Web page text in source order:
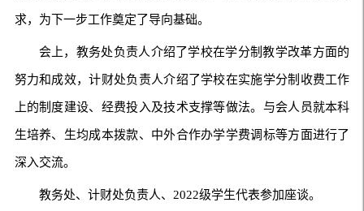
求，为下一步工作奠定了导向基础。
会上，教务处负责人介绍了学校在学分制教学改革方面的
努力和成效，计财处负责人介绍了学校在实施学分制收费工作
上的制度建设、经费投入及技术支撑等做法。与会人员就本科
生培养、生均成本拨款、中外合作办学学费调标等方面进行了
深入交流。
教务处、计财处负责人、2022级学生代表参加座谈。